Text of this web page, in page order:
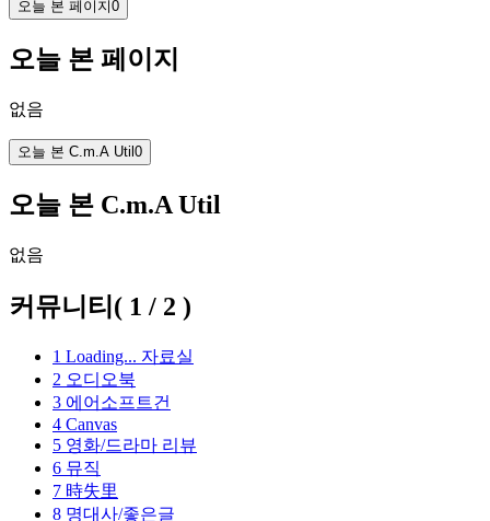
오늘 본 페이지0
오늘 본 페이지
없음
오늘 본 C.m.A Util 0
오늘 본 C.m.A Util
없음
커뮤니티 ( 1 / 2 )
1 Loading... 자료실
2 오디오북
3 에어소프트건
4 Canvas
5 영화/드라마 리뷰
6 뮤직
7 時失里
8 명대사/좋은글